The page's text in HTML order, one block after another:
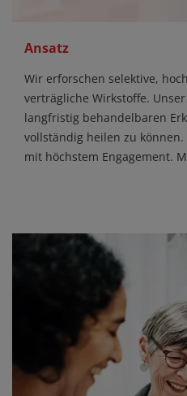
Ansatz
Wir erforschen selektive,
verträgliche Wirkstoffe.
langfristig behandelbaren
vollständig heilen zu
mit höchstem Engagement.